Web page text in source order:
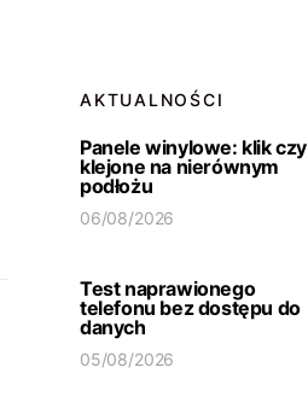
AKTUALNOŚCI
Panele winylowe: klik czy
klejone na nierównym
podłożu
06/08/2026
Test naprawionego
telefonu bez dostępu do
danych
05/08/2026